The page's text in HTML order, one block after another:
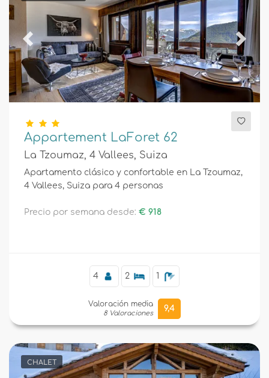
Previous Next
Appartement LaForet 62
La Tzoumaz, 4 Vallees, Suiza
Apartamento clásico y confortable en La Tzoumaz,
4 Vallees, Suiza para 4 personas
Precio por semana desde: € 918
4 2 1
Valoración media
8 Valoraciones
9,4
CHALET